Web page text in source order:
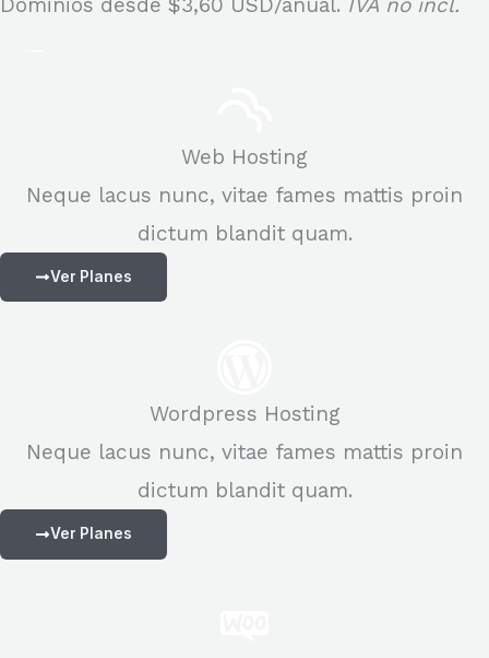
d
o
Web Hosting
Neque lacus nunc, vitae fames mattis proin
dictum blandit quam.
Ver Planes
Wordpress Hosting
Neque lacus nunc, vitae fames mattis proin
dictum blandit quam.
Ver Planes